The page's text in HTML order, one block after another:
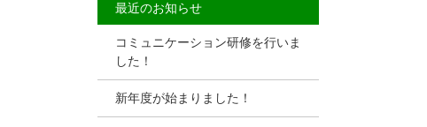
最近のお知らせ
コミュニケーション研修を行いま
した！
新年度が始まりました！